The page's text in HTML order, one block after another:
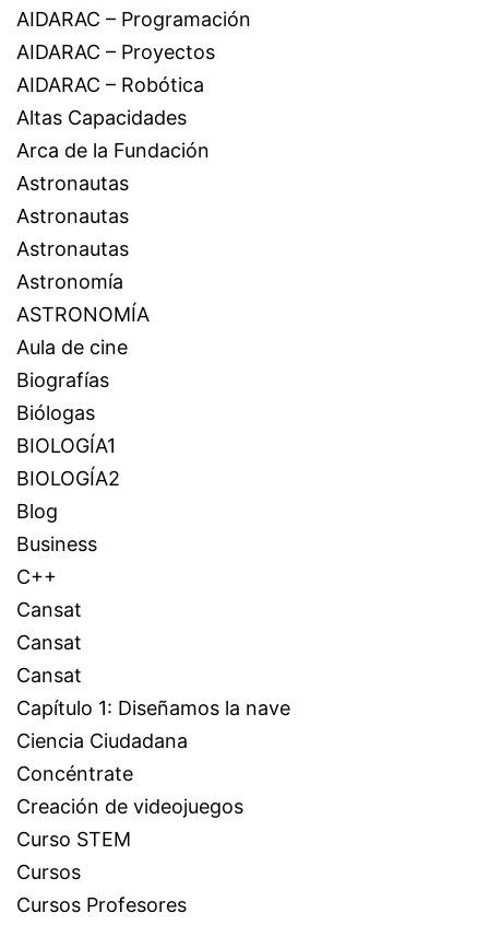
AIDARAC – Programación
AIDARAC – Proyectos
AIDARAC – Robótica
Altas Capacidades
Arca de la Fundación
Astronautas
Astronautas
Astronautas
Astronomía
ASTRONOMÍA
Aula de cine
Biografías
Biólogas
BIOLOGÍA1
BIOLOGÍA2
Blog
Business
C++
Cansat
Cansat
Cansat
Capítulo 1: Diseñamos la nave
Ciencia Ciudadana
Concéntrate
Creación de videojuegos
Curso STEM
Cursos
Cursos Profesores